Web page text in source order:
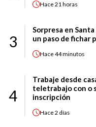
Hace21 horas
3
Sorpresa en
un paso de fichar
Hace44 minutos
4
Trabaje desde
teletrabajo con o
inscripción
Hace2 días